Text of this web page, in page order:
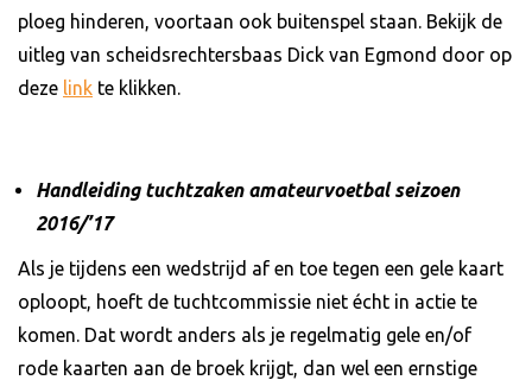
ploeg hinderen, voortaan ook buitenspel staan. Bekijk de
uitleg van scheidsrechtersbaas Dick van Egmond door op
deze link te klikken.
Handleidingtuchtzaken amateurvoetbal seizoen
2016/’17
Als je tijdens een wedstrijd af en toe tegen een gele kaart
oploopt, hoeft de tuchtcommissie niet écht in actie te
komen. Dat wordt anders als je regelmatig gele en/of
rode kaarten aan de broek krijgt, dan wel een ernstige